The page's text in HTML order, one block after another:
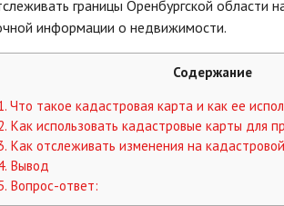
границы Оренбургской области
информации о недвижимости.
Содержание
Что такое кадастровая карта и как ее
Как использовать кадастровые карты для
Как отслеживать изменения на
Вывод
Вопрос-ответ: